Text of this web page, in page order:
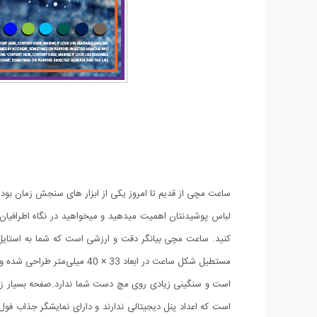
ساعت مچی از قدیم تا امروز یکی از ابزار های سنجش زمان
لباس پوشیدنتان اهمیت میدهید و میخواهید در نگاه
کنید. ساعت مچی بیانگر دقت و ارزشی است که شما به
است و سنگینی زیادی روی مچ دست شما ندارد.صفحه بسیار
است که اعداد پنل دیجیتالی ندارند و دارای نمایشگر